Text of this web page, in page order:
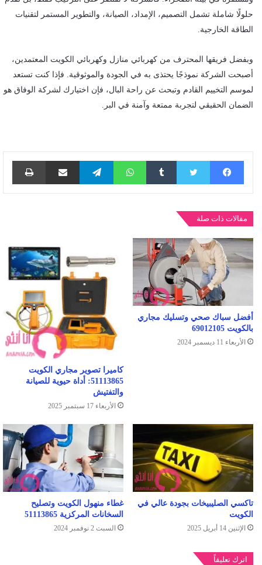
حلولًا شاملة تشمل التصميم، الإمداد، الصيانة، والتطوير المستمر لتقنيات
الطاقة الخارجية.
وبفضل فريقها المحترف من كهربائي منازل وكهربائي الكويت المعتمدين،
أصبحت الشركة نموذجًا يحتذى به في الجودة والموثوقية. فإذا كنت تستعد
لموسم التخييم القادم وتبحث عن راحة البال، فإن اختيارك لشركة الوفاق هو
الضمان الحقيقي لتجربة ممتعة وآمنة في البر.
فيسبوك تويتر واتساب تيلقرام مشاركة عبر البريد
مقالات ذات صلة
أفضل سباك صحي وتسليك مجاري
بالكويت 69012105
الأربعاء 11 ديسمبر 2024
كاميرا تصوير مجاري الكويت
51113865: أداة حيوية للصيانة
والتفتيش
الأربعاء 17 سبتمبر 2025
تاكسي الصليبيخات بجودة عالي في
الكويت
الإثنين 14 أبريل 2025
غطاء منهول الكويت وتصليح
السخانات المركزية 51113865
السبت 2 نوفمبر 2024
اترك تعليقاً